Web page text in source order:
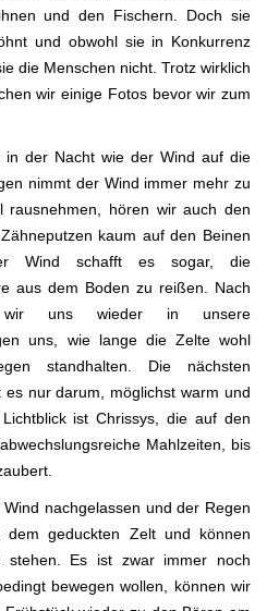
und den Fischern. Doch sie
und obwohl sie in Konkurrenz
die Menschen nicht. Trotz wirklich
wir einige Fotos bevor wir zum
in der Nacht wie der Wind auf die
nimmt der Wind immer mehr zu
rausnehmen, hören wir auch den
kaum auf den Beinen
Wind schafft es sogar, die
aus dem Boden zu reißen. Nach
wir uns wieder in unsere
uns, wie lange die Zelte wohl
standhalten. Die nächsten
nur darum, möglichst warm und
ist Chrissys, die auf den
Mahlzeiten, bis
nachgelassen und der Regen
geduckten Zelt und können
stehen. Es ist zwar immer noch
bewegen wollen, können wir